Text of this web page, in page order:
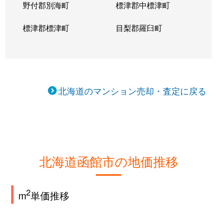
野付郡別海町 標津郡中標津町
標津郡標津町 目梨郡羅臼町
北海道のマンション売却・査定に戻る
北海道函館市の地価推移
m2単価推移